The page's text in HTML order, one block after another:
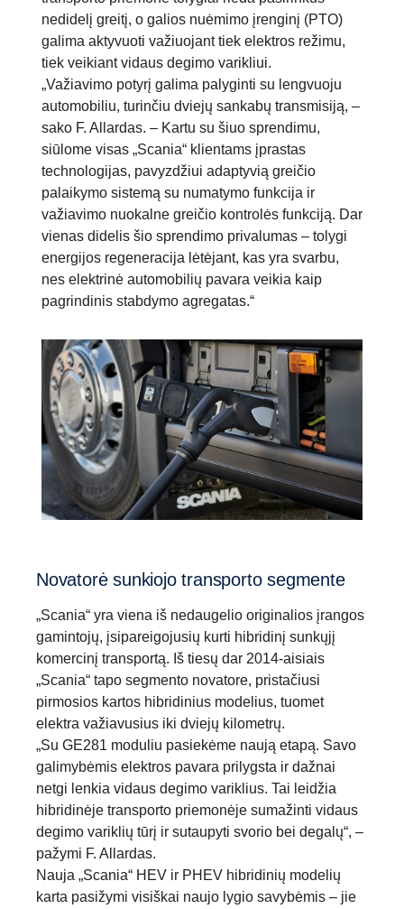
nedidelį greitį, o galios nuėmimo įrenginį (PTO)
galima aktyvuoti važiuojant tiek elektros režimu,
tiek veikiant vidaus degimo varikliui.
„Važiavimo potyrį galima palyginti su lengvuoju
automobiliu, turinčiu dviejų sankabų transmisiją, –
sako F. Allardas. – Kartu su šiuo sprendimu,
siūlome visas „Scania“ klientams įprastas
technologijas, pavyzdžiui adaptyvią greičio
palaikymo sistemą su numatymo funkcija ir
važiavimo nuokalne greičio kontrolės funkciją. Dar
vienas didelis šio sprendimo privalumas – tolygi
energijos regeneracija lėtėjant, kas yra svarbu,
nes elektrinė automobilių pavara veikia kaip
pagrindinis stabdymo agregatas.“
Novatorė sunkiojo transporto segmente
„Scania“ yra viena iš nedaugelio originalios įrangos
gamintojų, įsipareigojusių kurti hibridinį sunkųjį
komercinį transportą. Iš tiesų dar 2014-aisiais
„Scania“ tapo segmento novatore, pristačiusi
pirmosios kartos hibridinius modelius, tuomet
elektra važiavusius iki dviejų kilometrų.
„Su GE281 moduliu pasiekėme naują etapą. Savo
galimybėmis elektros pavara prilygsta ir dažnai
netgi lenkia vidaus degimo variklius. Tai leidžia
hibridinėje transporto priemonėje sumažinti vidaus
degimo variklių tūrį ir sutaupyti svorio bei degalų“, –
pažymi F. Allardas.
Nauja „Scania“ HEV ir PHEV hibridinių modelių
karta pasižymi visiškai naujo lygio savybėmis – jie